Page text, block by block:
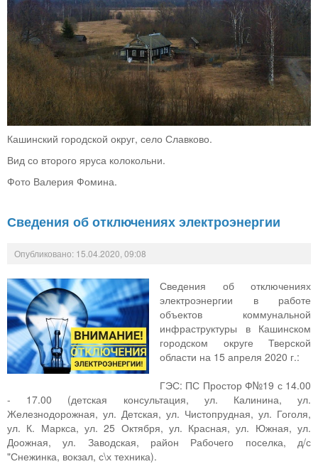
Кашинский городской округ, село Славково.
Вид со второго яруса колокольни.
Фото Валерия Фомина.
Сведения об отключениях электроэнергии
Опубликовано: 15.04.2020, 09:08
Сведения об отключениях
электроэнергии в работе
объектов коммунальной
инфраструктуры в Кашинском
городском округе Тверской
области на 15 апреля 2020 г.:
ГЭС: ПС Простор Ф№19 с 14.00
- 17.00 (детская консультация, ул. Калинина, ул.
Железнодорожная, ул. Детская, ул. Чистопрудная, ул. Гоголя,
ул. К. Маркса, ул. 25 Октября, ул. Красная, ул. Южная, ул.
Доожная, ул. Заводская, район Рабочего поселка, д/с
"Снежинка, вокзал, с\х техника).